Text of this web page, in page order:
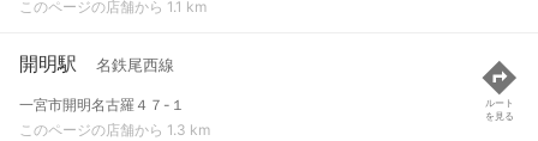
このページの店舗から 1.1 km
開明駅 名鉄尾西線
一宮市開明名古羅４７-１
このページの店舗から 1.3 km
ルート
を見る